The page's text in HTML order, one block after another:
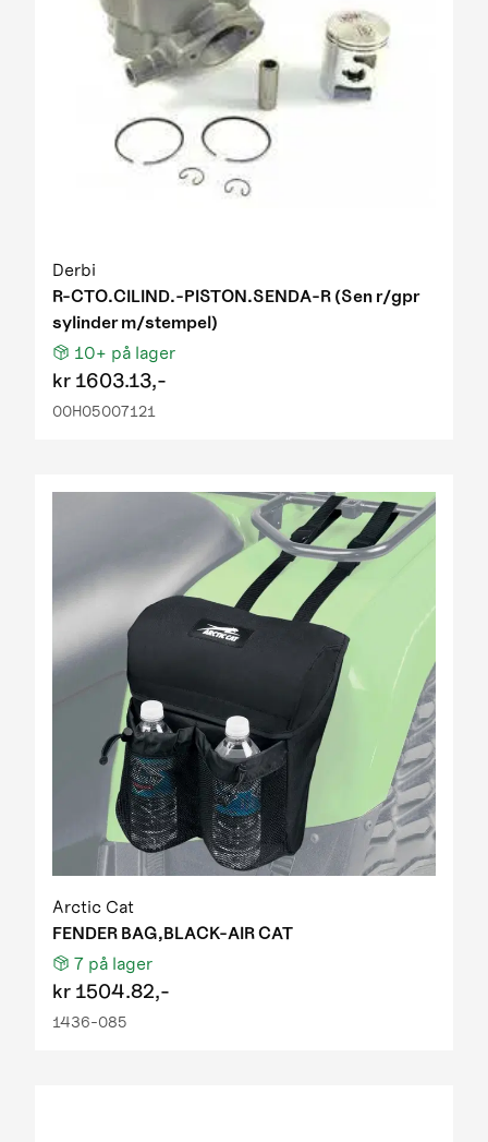
Derbi
R-CTO.CILIND.-PISTON.SENDA-R (Sen r/gpr
sylinder m/stempel)
10+ på lager
kr 1603.13,-
00H05007121
Arctic Cat
FENDER BAG,BLACK-AIR CAT
7 på lager
kr 1504.82,-
1436-085